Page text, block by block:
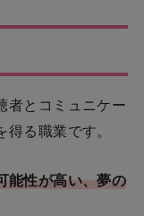
者とコミュニケー
る職業です。
能性が高い、夢の